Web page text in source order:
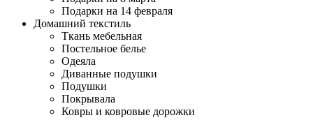
Подарки на 14 февраля
Домашний текстиль
Ткань мебельная
Постельное белье
Одеяла
Диванные подушки
Подушки
Покрывала
Ковры и ковровые дорожки